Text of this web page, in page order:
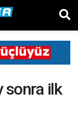
sonra ilk